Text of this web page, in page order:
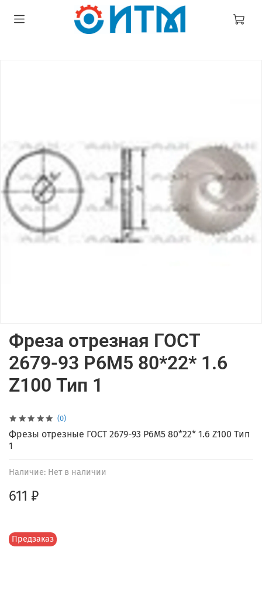
(0)
Наличие: Нет в наличии
Предзаказ
Фреза отрезная ГОСТ
2679-93 Р6М5 80*22* 1.6
Z100 Тип 1
611 ₽
Фрезы отрезные ГОСТ 2679-93 Р6М5 80*22* 1.6 Z100 Тип
1